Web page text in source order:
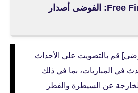
مميزات تحديث Free Fire: الفوضى أصدار
قم بالتصويت على الأحداث
في المباريات، بما في ذلك
عن السيطرة والفطر